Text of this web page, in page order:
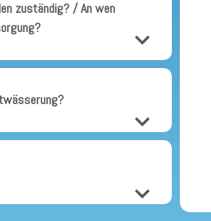
zuständig? / An wen